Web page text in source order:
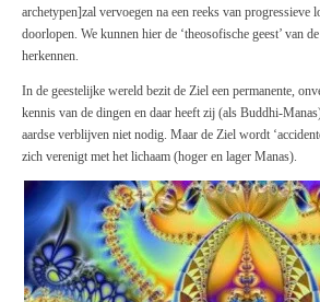
archetypen]zal vervoegen na een reeks van progressieve
doorlopen. We kunnen hier de ‘theosofische geest’ van
herkennen.
In de geestelijke wereld bezit de Ziel een permanente,
kennis van de dingen en daar heeft zij (als Buddhi-
aardse verblijven niet nodig. Maar de Ziel wordt
zich verenigt met het lichaam (hoger en lager Manas).